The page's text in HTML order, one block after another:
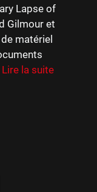
Lapse of
Gilmour et
matériel
Lire la suite